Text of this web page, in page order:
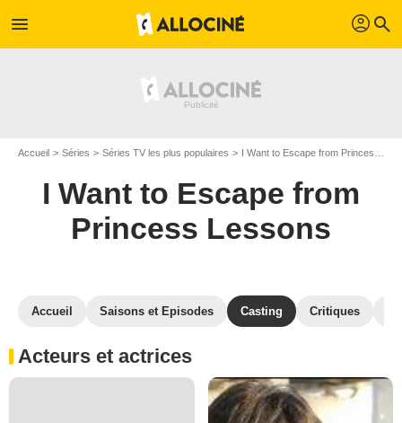
menu profil search
Accueil Séries Séries TV les plus populaires I Want to Escape from Princess Lessons
I Want to Escape from
Princess Lessons
Accueil Saisons et Episodes Casting Critiques
Acteurs et actrices